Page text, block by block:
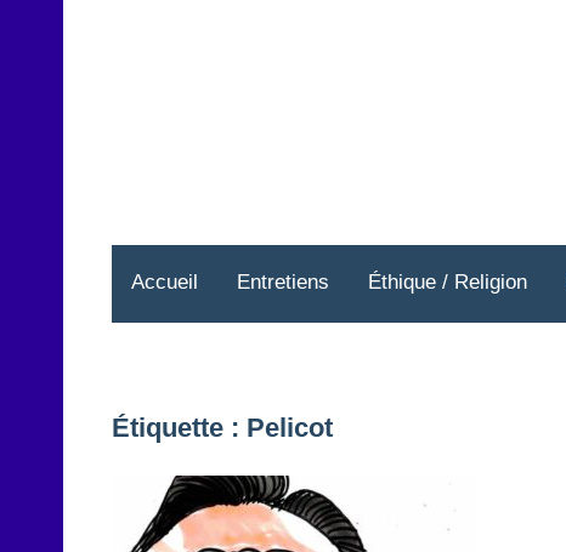
Accueil Entretiens Éthique / Religion
Étiquette : Pelicot